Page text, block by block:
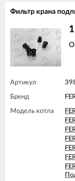
Фильтр крана
Артикул
Бренд
Модель котла